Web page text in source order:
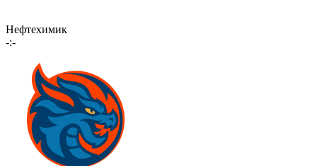
Нефтехимик
-:-